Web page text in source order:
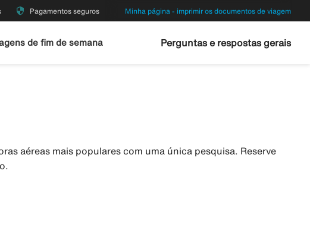
security Pagamentos seguros Minha página - imprimir os documentos de viagem
de fim de semana Perguntas e respostas gerais
aéreas mais populares com uma única pesquisa. Reserve